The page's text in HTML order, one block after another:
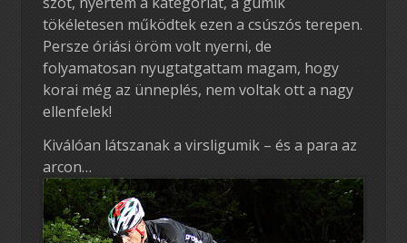
tökéletesen működtek ezen a csúszós terepen.
Persze óriási öröm volt nyerni, de
folyamatosan nyugtatgattam magam, hogy
korai még az ünneplés, nem voltak ott a nagy
ellenfelek!
Kiválóan látszanak a virsligumik – és a para az
arcon…